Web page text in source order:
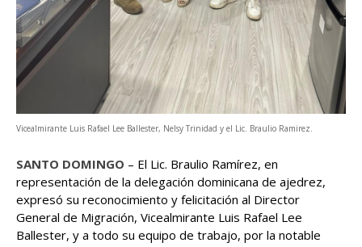
Vicealmirante Luis Rafael Lee Ballester, Nelsy Trinidad y el Lic. Braulio Ramirez.
SANTO DOMINGO – El Lic. Braulio Ramírez, en
representación de la delegación dominicana de ajedrez,
expresó su reconocimiento y felicitación al Director
General de Migración, Vicealmirante Luis Rafael Lee
Ballester, y a todo su equipo de trabajo, por la notable